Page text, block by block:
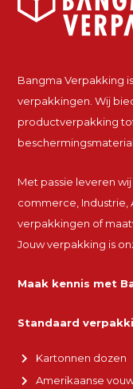
Bangma Verpakking
verpakkingen. Wij
productverpakking
Met passie leveren
commerce, Industrie,
verpakkingen of
Jouw verpakking is
Maak kennis met
Standaard
Kartonnen dozen
Amerikaanse